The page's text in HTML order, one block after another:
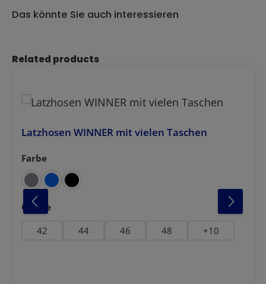
Das könnte Sie auch interessieren
Produktgalerie überspringen
Related products
Latzhosen WINNER mit vielen Taschen
Farbe
auswählen
Grösse
42 44 46 48 +10